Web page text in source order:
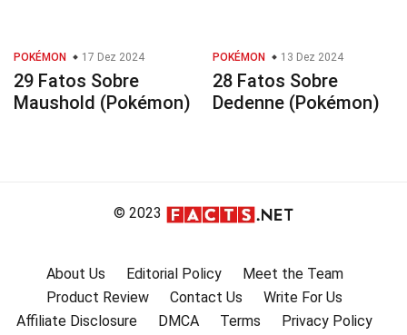
POKÉMON 17 Dez 2024
29 Fatos Sobre
Maushold (Pokémon)
POKÉMON 13 Dez 2024
28 Fatos Sobre
Dedenne (Pokémon)
© 2023
About Us Editorial Policy
Meet the Team
Product Review
Contact Us
Write For Us
Affiliate Disclosure
DMCA Terms
Privacy Policy